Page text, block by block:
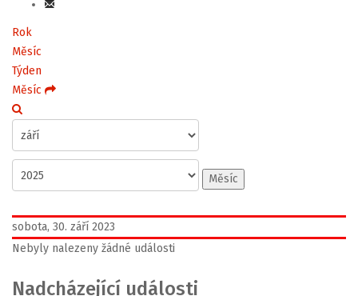
Rok
Měsíc
Týden
Měsíc
Měsíc
sobota, 30. září 2023
Nebyly nalezeny žádné události
Nadcházející události